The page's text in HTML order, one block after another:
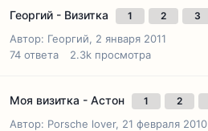
Георгий - Визитка 1 2 3
Автор: Георгий, 2 января 2011
74 ответа 2.3k просмотра
Моя визитка - Астон 1 2
Автор: Porsche lover, 21 февраля 2010